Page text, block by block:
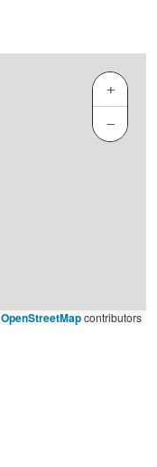
+
−
OpenStreetMapcontributors